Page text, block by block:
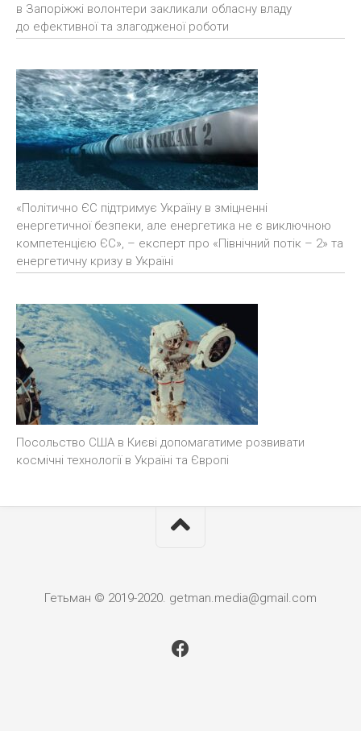
в Запоріжжі волонтери закликали обласну владу
до ефективної та злагодженої роботи
«Політично ЄС підтримує Україну в зміцненні
енергетичної безпеки, але енергетика не є виключною
компетенцією ЄС», – експерт про «Північний потік – 2» та
енергетичну кризу в Україні
Посольство США в Києві допомагатиме розвивати
космічні технології в Україні та Європі
Гетьман © 2019-2020. getman.media@gmail.com